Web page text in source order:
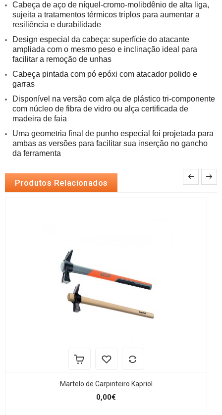
Cabeça de aço de níquel-cromo-molibdênio de alta liga,
sujeita a tratamentos térmicos triplos para aumentar a
resiliência e durabilidade
Design especial da cabeça: superfície do atacante
ampliada com o mesmo peso e inclinação ideal para
facilitar a remoção de unhas
Cabeça pintada com pó epóxi com atacador polido e
garras
Disponível na versão com alça de plástico tri-componente
com núcleo de fibra de vidro ou alça certificada de
madeira de faia
Uma geometria final de punho especial foi projetada para
ambas as versões para facilitar sua inserção no gancho
da ferramenta
Produtos Relacionados
Martelo de Carpinteiro Kapriol
0,00€